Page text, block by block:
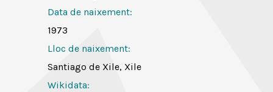
Data de naixement:
1973
Lloc de naixement:
Santiago de Xile, Xile
Wikidata: